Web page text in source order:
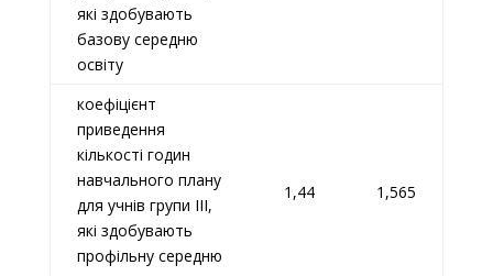
які здобувають
базову середню
освіту
коефіцієнт
приведення
кількості годин
навчального плану
для учнів групи III,
які здобувають
профільну середню
1,44 1,565